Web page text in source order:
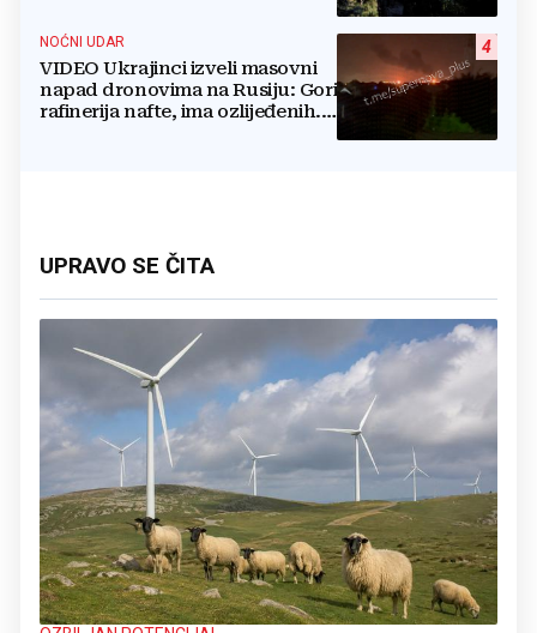
4
NOĆNI UDAR
VIDEO Ukrajinci izveli masovni
napad dronovima na Rusiju: Gori
rafinerija nafte, ima ozlijeđenih.
UPRAVO SE ČITA